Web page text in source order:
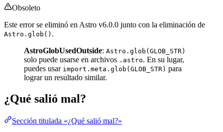
Obsoleto
Este error se eliminó en Astro v6.0.0 junto con la eliminación de
Astro.glob() .
AstroGlobUsedOutside: Astro.glob(GLOB_STR)
solo puede usarse en archivos .astro. En su lugar,
puedes usar import.meta.glob(GLOB_STR) para
lograr un resultado similar.
¿Qué salió mal?
Sección titulada «¿Qué salió mal?»